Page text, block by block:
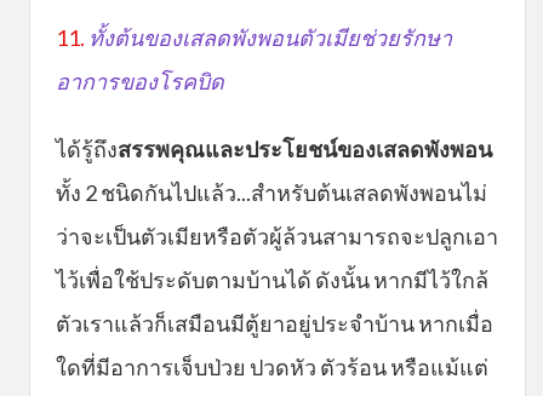
11. ทั้งต้นของเสลดพังพอนตัวเมียช่วยรักษา
อาการของโรคบิด
ได้รู้ถึงสรรพคุณและประโยชน์ของเสลดพังพอน
ทั้ง 2 ชนิดกันไปแล้ว...สำหรับต้นเสลดพังพอนไม่
ว่าจะเป็นตัวเมียหรือตัวผู้ล้วนสามารถจะปลูกเอา
ไว้เพื่อใช้ประดับตามบ้านได้ ดังนั้น หากมีไว้ใกล้
ตัวเราแล้วก็เสมือนมีตู้ยาอยู่ประจำบ้าน หากเมื่อ
ใดที่มีอาการเจ็บป่วย ปวดหัว ตัวร้อน หรือแม้แต่